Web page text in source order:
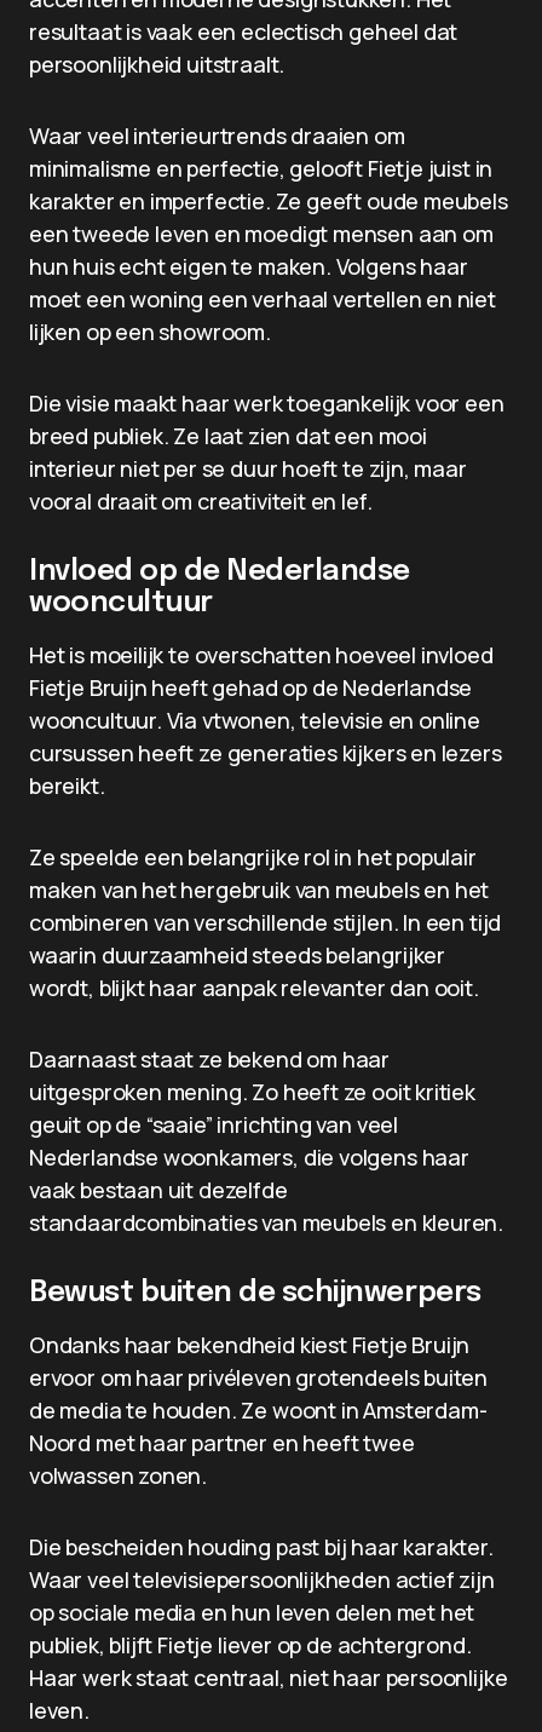
resultaat is vaak een eclectisch geheel dat
persoonlijkheid uitstraalt.
Waar veel interieurtrends draaien om
minimalisme en perfectie, gelooft Fietje juist in
karakter en imperfectie. Ze geeft oude meubels
een tweede leven en moedigt mensen aan om
hun huis echt eigen te maken. Volgens haar
moet een woning een verhaal vertellen en niet
lijken op een showroom.
Die visie maakt haar werk toegankelijk voor een
breed publiek. Ze laat zien dat een mooi
interieur niet per se duur hoeft te zijn, maar
vooral draait om creativiteit en lef.
Invloed op de Nederlandse
wooncultuur
Het is moeilijk te overschatten hoeveel invloed
Fietje Bruijn heeft gehad op de Nederlandse
wooncultuur. Via vtwonen, televisie en online
cursussen heeft ze generaties kijkers en lezers
bereikt.
Ze speelde een belangrijke rol in het populair
maken van het hergebruik van meubels en het
combineren van verschillende stijlen. In een tijd
waarin duurzaamheid steeds belangrijker
wordt, blijkt haar aanpak relevanter dan ooit.
Daarnaast staat ze bekend om haar
uitgesproken mening. Zo heeft ze ooit kritiek
geuit op de “saaie” inrichting van veel
Nederlandse woonkamers, die volgens haar
vaak bestaan uit dezelfde
standaardcombinaties van meubels en kleuren.
Bewust buiten de schijnwerpers
Ondanks haar bekendheid kiest Fietje Bruijn
ervoor om haar privéleven grotendeels buiten
de media te houden. Ze woont in Amsterdam-
Noord met haar partner en heeft twee
volwassen zonen.
Die bescheiden houding past bij haar karakter.
Waar veel televisiepersoonlijkheden actief zijn
op sociale media en hun leven delen met het
publiek, blijft Fietje liever op de achtergrond.
Haar werk staat centraal, niet haar persoonlijke
leven.